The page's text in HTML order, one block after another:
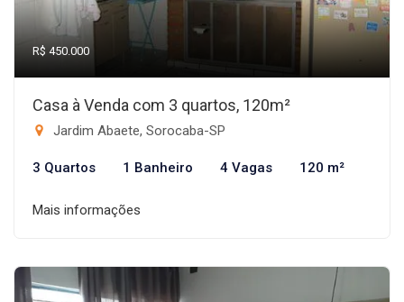
R$ 450.000
Casa à Venda com 3 quartos, 120m²
Jardim Abaete, Sorocaba-SP
3 Quartos 1 Banheiro 4 Vagas 120 m²
Mais informações